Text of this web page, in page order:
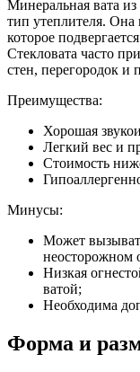
Минеральная вата
тип утеплителя. Она
которое
Стекловата часто
стен, перегородок и
Преимущества:
Хорошая
Легкий вес и
Стоимость
Минусы:
Может
неосторожном
Низкая
ватой;
Необходима
Форма и